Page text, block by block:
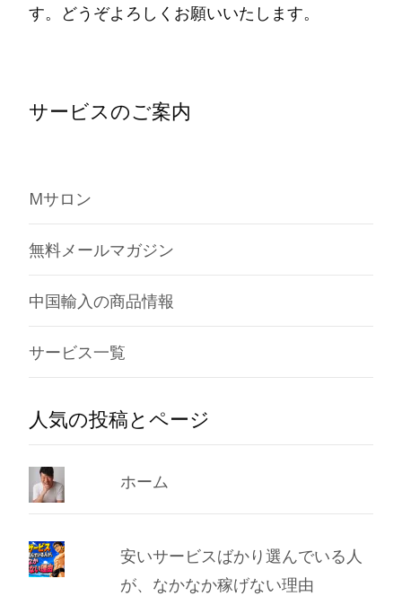
す。どうぞよろしくお願いいたします。
サービスのご案内
Mサロン
無料メールマガジン
中国輸入の商品情報
サービス一覧
人気の投稿とページ
ホーム
安いサービスばかり選んでいる人
が、なかなか稼げない理由